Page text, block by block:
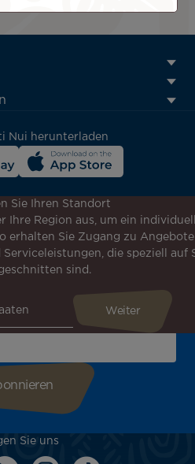
Nui herunterladen
Newsletter an, um die
erhalten!
Sonderangebote und
entdecken Sie unsere
Mail-Adresse ein
Sie uns
Sie Ihren Standort
Ihre Region aus, um ein
erhalten Sie Zugang zu
die speziell auf
sind.